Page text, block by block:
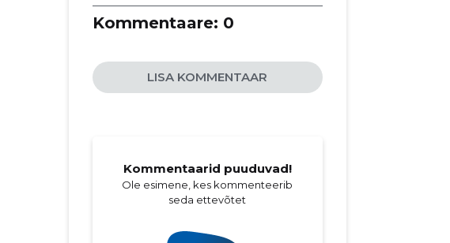
Kommentaare: 0
LISA KOMMENTAAR
Kommentaarid puuduvad!
Ole esimene, kes kommenteerib
seda ettevõtet